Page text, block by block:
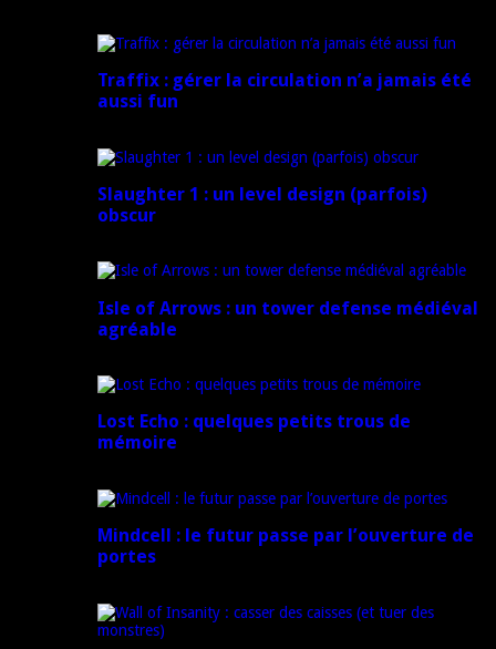
Traffix : gérer la circulation n’a jamais été
aussi fun
Slaughter 1 : un level design (parfois)
obscur
Isle of Arrows : un tower defense médiéval
agréable
Lost Echo : quelques petits trous de
mémoire
Mindcell : le futur passe par l’ouverture de
portes